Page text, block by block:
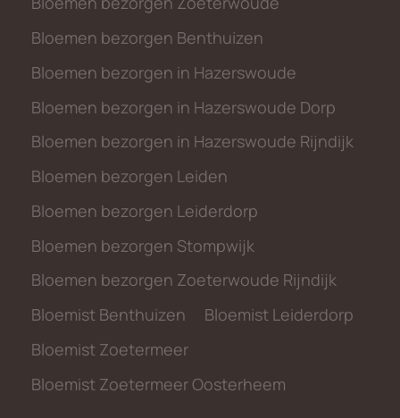
Bloemen bezorgen Benthuizen
Bloemen bezorgen in Hazerswoude
Bloemen bezorgen in Hazerswoude Dorp
Bloemen bezorgen in Hazerswoude Rijndijk
Bloemen bezorgen Leiden
Bloemen bezorgen Leiderdorp
Bloemen bezorgen Stompwijk
Bloemen bezorgen Zoeterwoude Rijndijk
Bloemist Benthuizen
Bloemist Leiderdorp
Bloemist Zoetermeer
Bloemist Zoetermeer Oosterheem